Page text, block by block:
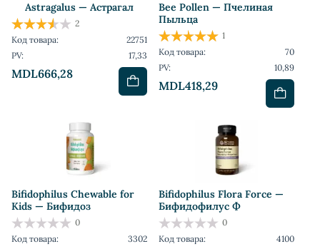
Astragalus — Астрагал
MDL666,28
2
Код товара:
22751
PV:
17,33
Bee Pollen — Пчелиная
Пыльца
MDL418,29
1
Код товара:
70
PV:
10,89
Bifidophilus Chewable for
Kids — Бифидоз
0
Код товара:
3302
Bifidophilus Flora Force —
Бифидофилус Ф
0
Код товара:
4100